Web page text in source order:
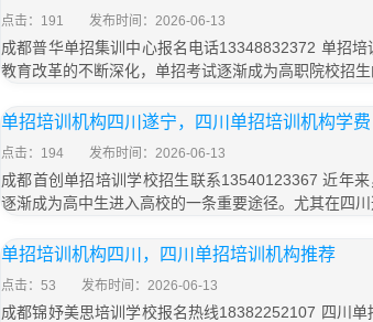
点击：191 发布时间：2026-06-13
成都普华单招集训中心报名电话13348832372 单招
教育改革的不断深化，单招考试逐渐成为高职院校招
单招培训机构四川遂宁，四川单招培训机构学费
点击：194 发布时间：2026-06-13
成都首创单招培训学校招生联系13540123367 近年
逐渐成为高中生进入高校的一条重要途径。尤其在四
单招培训机构四川，四川单招培训机构推荐
点击：53 发布时间：2026-06-13
成都锦妤美思培训学校报名热线18382252107 四川